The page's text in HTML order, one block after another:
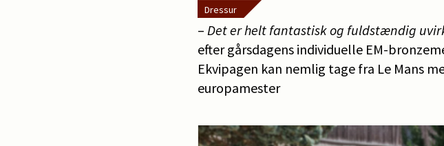
Dressur
– Det er helt fantastisk og fuldstændig
efter gårsdagens individuelle EM-
Ekvipagen kan nemlig tage fra Le Mans
europamester